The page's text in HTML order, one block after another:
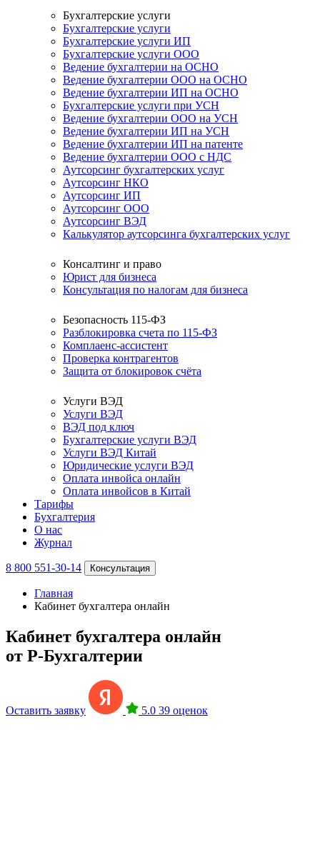
Бухгалтерские услуги
Бухгалтерские услуги
Бухгалтерские услуги ИП
Бухгалтерские услуги ООО
Ведение бухгалтерии на ОСНО
Ведение бухгалтерии ООО на ОСНО
Ведение бухгалтерии ИП на ОСНО
Бухгалтерские услуги при УСН
Ведение бухгалтерии ООО на УСН
Ведение бухгалтерии ИП на УСН
Ведение бухгалтерии ИП на патенте
Ведение бухгалтерии ООО с НДС
Аутсорсинг бухгалтерских услуг
Аутсорсинг НКО
Аутсорсинг ИП
Аутсорсинг ООО
Аутсорсинг ВЭД
Калькулятор аутсорсинга бухгалтерских услуг
Консалтинг и право
Юрист для бизнеса
Консультация по налогам для бизнеса
Безопасность 115-ФЗ
Разблокировка счета по 115-ФЗ
Комплаенс-ассистент
Проверка контрагентов
Защита от блокировок счёта
Услуги ВЭД
Услуги ВЭД
ВЭД под ключ
Бухгалтерские услуги ВЭД
Услуги ВЭД Китай
Юридические услуги ВЭД
Оплата инвойса онлайн
Оплата инвойсов в Китай
Тарифы
Бухгалтерия
О нас
Журнал
8 800 551-30-14 Консультация
Главная
Кабинет бухгалтера онлайн
Кабинет бухгалтера онлайн
от Р-Бухгалтерии
Оставить заявку 5.0 39 оценок